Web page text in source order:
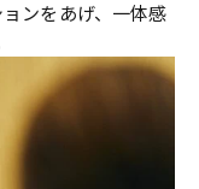
ンをあげ、一体感